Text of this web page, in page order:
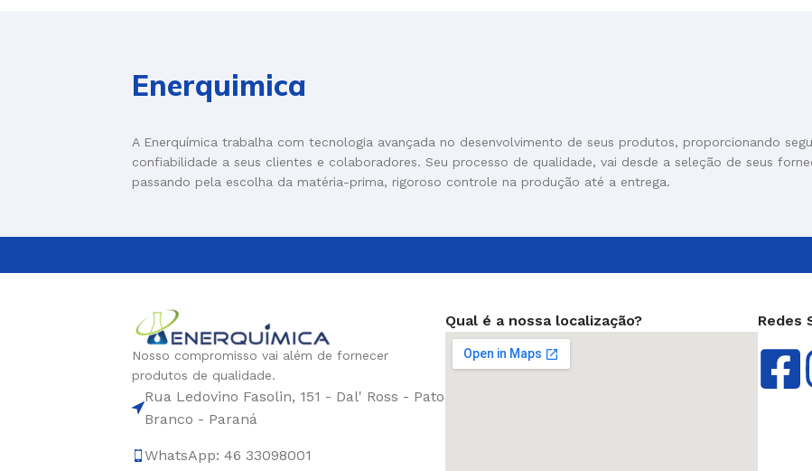
Enerquimica
A Enerquímica trabalha com tecnologia avançada no desenvolvimento de seus produtos, proporcionando
confiabilidade a seus clientes e colaboradores. Seu processo de qualidade, vai desde a seleção de seus
passando pela escolha da matéria-prima, rigoroso controle na produção até a entrega.
Nosso compromisso vai além de fornecer
produtos de qualidade.
Rua Ledovino Fasolin, 151 - Dal' Ross - Pato
Branco - Paraná
WhatsApp: 46 33098001
Qual é a nossa localização? Redes